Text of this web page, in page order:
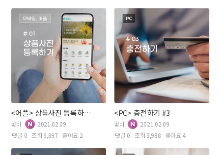
<어플> 상품사진 등록하기 #1
꽃비
2021.02.09
댓글 0 조회 6,897 좋아요 2
<PC> 충전하기 #3
꽃비
2021.02.09
댓글 0 조회 5,988 좋아요 4